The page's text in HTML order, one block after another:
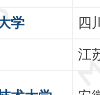
学 四
江